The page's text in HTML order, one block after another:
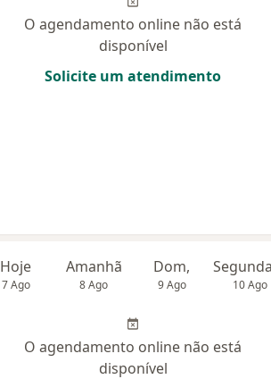
O agendamento online não está
disponível
Solicite um atendimento
Hoje
7 Ago
Amanhã
8 Ago
Dom,
9 Ago 10 Ago
O agendamento online não está
disponível